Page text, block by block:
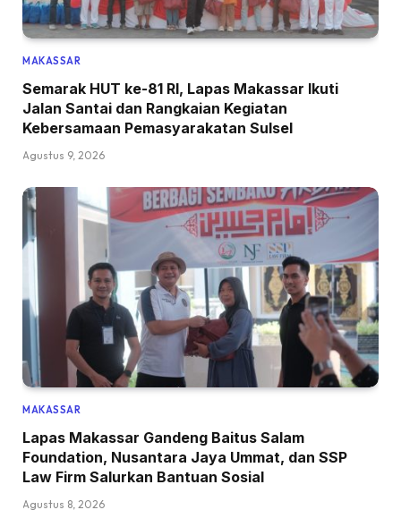
MAKASSAR
Semarak HUT ke-81 RI, Lapas Makassar Ikuti
Jalan Santai dan Rangkaian Kegiatan
Kebersamaan Pemasyarakatan Sulsel
Agustus 9, 2026
MAKASSAR
Lapas Makassar Gandeng Baitus Salam
Foundation, Nusantara Jaya Ummat, dan SSP
Law Firm Salurkan Bantuan Sosial
Agustus 8, 2026